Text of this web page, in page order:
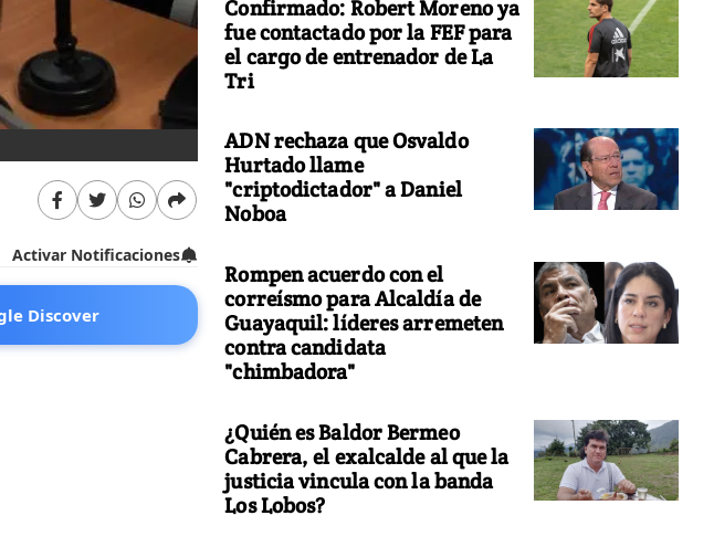
Activar Notificaciones
Discover
Confirmado: Robert Moreno ya
fue contactado por la FEF para
el cargo de entrenador de La
Tri
ADN rechaza que Osvaldo
Hurtado llame
"criptodictador" a Daniel
Noboa
Rompen acuerdo con el
correísmo para Alcaldía de
Guayaquil: líderes arremeten
contra candidata
"chimbadora"
¿Quién es Baldor Bermeo
Cabrera, el exalcalde al que la
justicia vincula con la banda
Los Lobos?